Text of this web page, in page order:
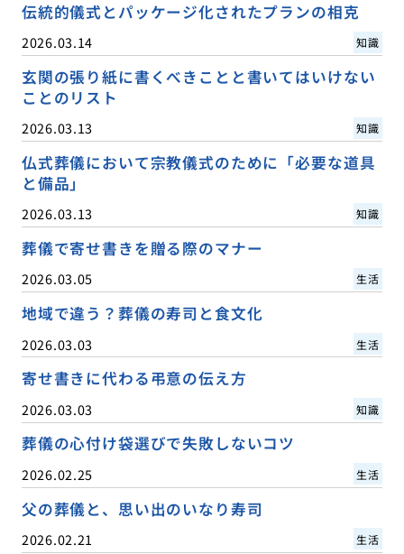
伝統的儀式とパッケージ化されたプランの相克
2026.03.14 知識
玄関の張り紙に書くべきことと書いてはいけない
ことのリスト
2026.03.13 知識
仏式葬儀において宗教儀式のために「必要な道具
と備品」
2026.03.13 知識
葬儀で寄せ書きを贈る際のマナー
2026.03.05 生活
地域で違う？葬儀の寿司と食文化
2026.03.03 生活
寄せ書きに代わる弔意の伝え方
2026.03.03 知識
葬儀の心付け袋選びで失敗しないコツ
2026.02.25 生活
父の葬儀と、思い出のいなり寿司
2026.02.21 生活